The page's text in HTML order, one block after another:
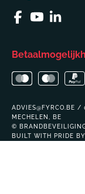
Facebook
YouTubeLinkedin
ADVIES@FYRCO.BE
MECHELEN, BE
©
BUILT WITH PRIDE BY